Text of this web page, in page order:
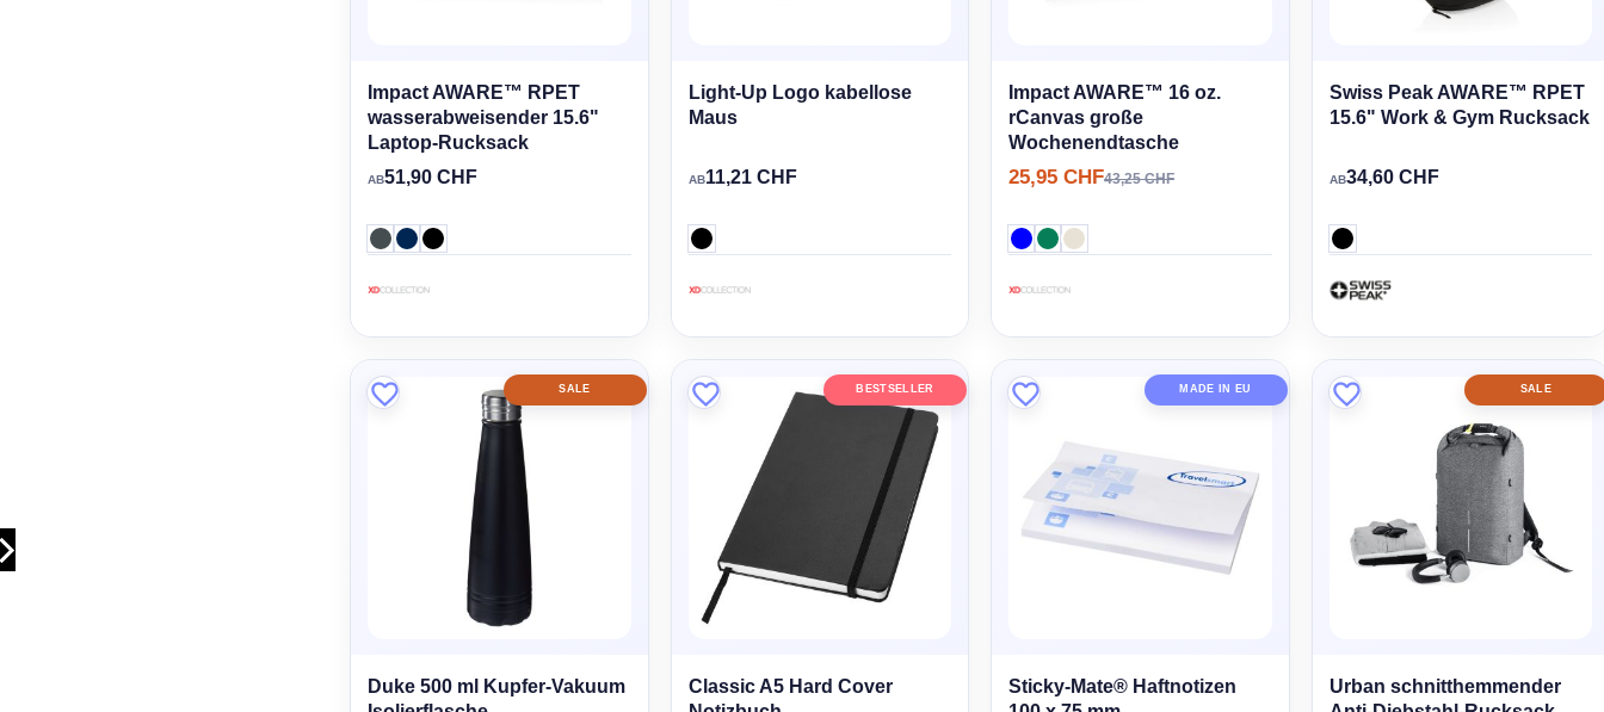
Impact AWARE™ RPET
wasserabweisender 15.6"
Laptop-Rucksack
AB51,90 CHF
Light-Up Logo kabellose
Maus
AB11,21 CHF
Impact AWARE™ 16 oz.
rCanvas große
Wochenendtasche
25,95 CHF43,25 CHF
Swiss Peak AWARE™ RPET
15.6" Work & Gym Rucksack
AB34,60 CHF
SALE
Duke 500 ml Kupfer-Vakuum
BESTSELLER
Classic A5 Hard Cover
MADE IN EU
Sticky-Mate® Haftnotizen
SALE
Urban schnitthemmender